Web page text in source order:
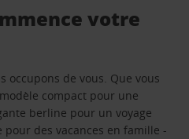
votre
occupons de vous. Que vous
compact pour une
berline pour un voyage
pour des vacances en famille -